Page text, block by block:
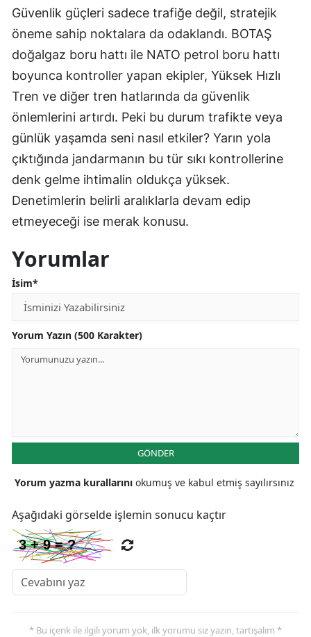
Güvenlik güçleri sadece trafiğe değil, stratejik
öneme sahip noktalara da odaklandı. BOTAŞ
doğalgaz boru hattı ile NATO petrol boru hattı
boyunca kontroller yapan ekipler, Yüksek Hızlı
Tren ve diğer tren hatlarında da güvenlik
önlemlerini artırdı. Peki bu durum trafikte veya
günlük yaşamda seni nasıl etkiler? Yarın yola
çıktığında jandarmanın bu tür sıkı kontrollerine
denk gelme ihtimalin oldukça yüksek.
Denetimlerin belirli aralıklarla devam edip
etmeyeceği ise merak konusu.
Yorumlar
İsim*
Yorum Yazın (500 Karakter)
GÖNDER
Yorum yazma kurallarını okumuş ve kabul etmiş sayılırsınız
Aşağıdaki görselde işlemin sonucu kaçtır
* Bu içerik ile ilgili yorum yok, ilk yorumu siz yazın, tartışalım *